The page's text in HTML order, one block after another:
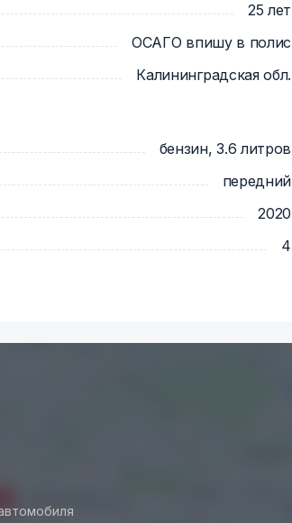
25 лет
ОСАГО впишу в полис
Калининградская обл.
бензин, 3.6 литров
передний
2020
4